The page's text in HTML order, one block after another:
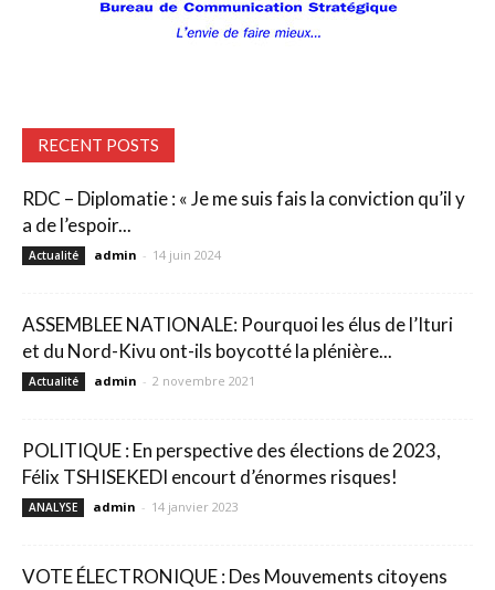
RECENT POSTS
RDC – Diplomatie : « Je me suis fais la conviction qu’il y
a de l’espoir...
Actualité admin - 14 juin 2024
ASSEMBLEE NATIONALE: Pourquoi les élus de l’Ituri
et du Nord-Kivu ont-ils boycotté la plénière...
Actualité admin - 2 novembre 2021
POLITIQUE : En perspective des élections de 2023,
Félix TSHISEKEDI encourt d’énormes risques!
ANALYSE admin - 14 janvier 2023
VOTE ÉLECTRONIQUE : Des Mouvements citoyens